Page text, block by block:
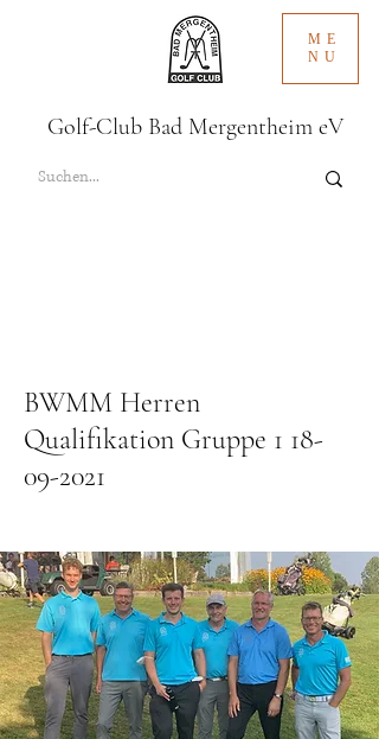
ME
NU
Golf-Club Bad Mergentheim eV
BWMM Herren
Qualifikation Gruppe 1 18-
09-2021